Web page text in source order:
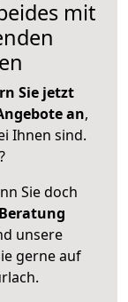
mit
Sie jetzt
an,
Ihnen sind.
Sie doch
unsere
gerne auf